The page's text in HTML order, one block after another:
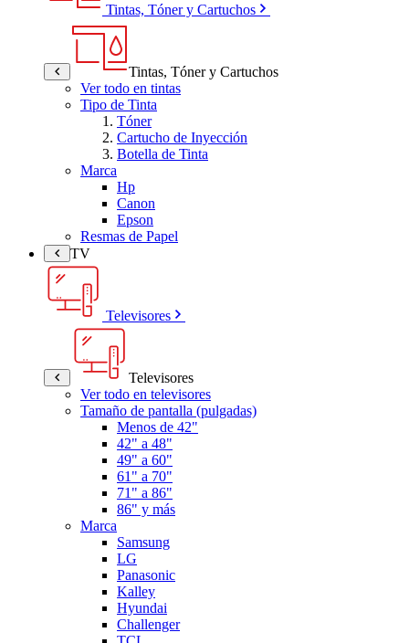
Tintas, Tóner y Cartuchos
Tintas, Tóner y Cartuchos
Ver todo en tintas
Tipo de Tinta
Tóner
Cartucho de Inyección
Botella de Tinta
Marca
Hp
Canon
Epson
Resmas de Papel
TV
Televisores
Televisores
Ver todo en televisores
Tamaño de pantalla (pulgadas)
Menos de 42"
42" a 48"
49" a 60"
61" a 70"
71" a 86"
86" y más
Marca
Samsung
LG
Panasonic
Kalley
Hyundai
Challenger